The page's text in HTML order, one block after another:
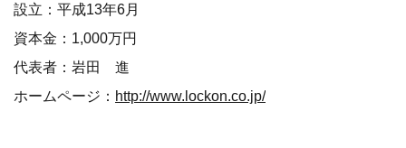
設立：平成13年6月
資本金：1,000万円
代表者：岩田 進
ホームページ： http://www.lockon.co.jp/